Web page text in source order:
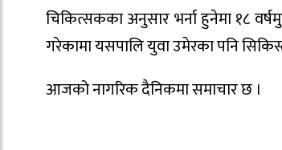
चिकित्सकका अनुसार भर्ना हुनेमा १८
गरेकामा यसपालि युवा उमेरका पनि
आजको नागरिक दैनिकमा समाचार छ ।